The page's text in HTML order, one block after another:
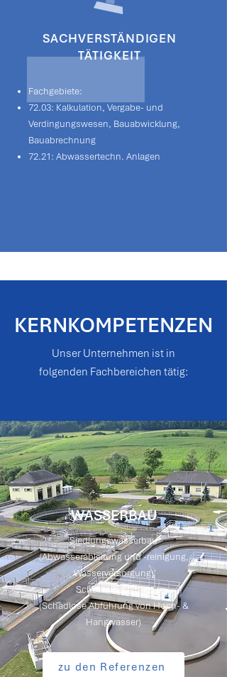
Fachgebiete:
72.03: Kalkulation, Vergabe- und
Verdingungswesen, Bauabwicklung,
Bauabrechnung
72.21: Abwassertechn. Anlagen
SACHVERSTÄNDIGEN
TÄTIGKEIT
KERNKOMPETENZEN
Unser Unternehmen ist in
folgenden Fachbereichen tätig:
WASSERBAU
Siedlungswasserbau
(Abwasserableitung und -reinigung,
Wasserversorgung)
Schutzwasserbau
(Schadlose Abführung von Hoch- &
Hangwasser)
zu den Referenzen